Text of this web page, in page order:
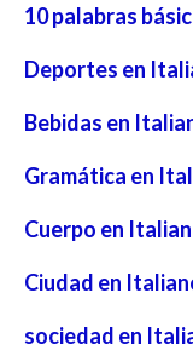
10 palabras
Deportes en
Bebidas en
Gramática en
Cuerpo en
Ciudad en
sociedad en